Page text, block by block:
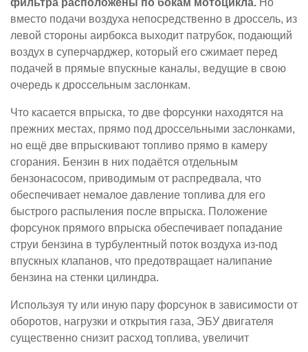
фильтра расположены по бокам мотоцикла. Но
вместо подачи воздуха непосредственно в дроссель, из
левой стороны аирбокса выходит патрубок, подающий
воздух в суперчарджер, который его сжимает перед
подачей в прямые впускные каналы, ведущие в свою
очередь к дроссельным заслонкам.
Что касается впрыска, то две форсунки находятся на
прежних местах, прямо под дроссельными заслонками,
но ещё две впрыскивают топливо прямо в камеру
сгорания. Бензин в них подаётся отдельным
бензонасосом, приводимым от распредвала, что
обеспечивает немалое давление топлива для его
быстрого распыления после впрыска. Положение
форсунок прямого впрыска обеспечивает попадание
струи бензина в турбулентный поток воздуха из-под
впускных клапанов, что предотвращает налипание
бензина на стенки цилиндра.
Используя ту или иную пару форсунок в зависимости от
оборотов, нагрузки и открытия газа, ЭБУ двигателя
существенно снизит расход топлива, увеличит